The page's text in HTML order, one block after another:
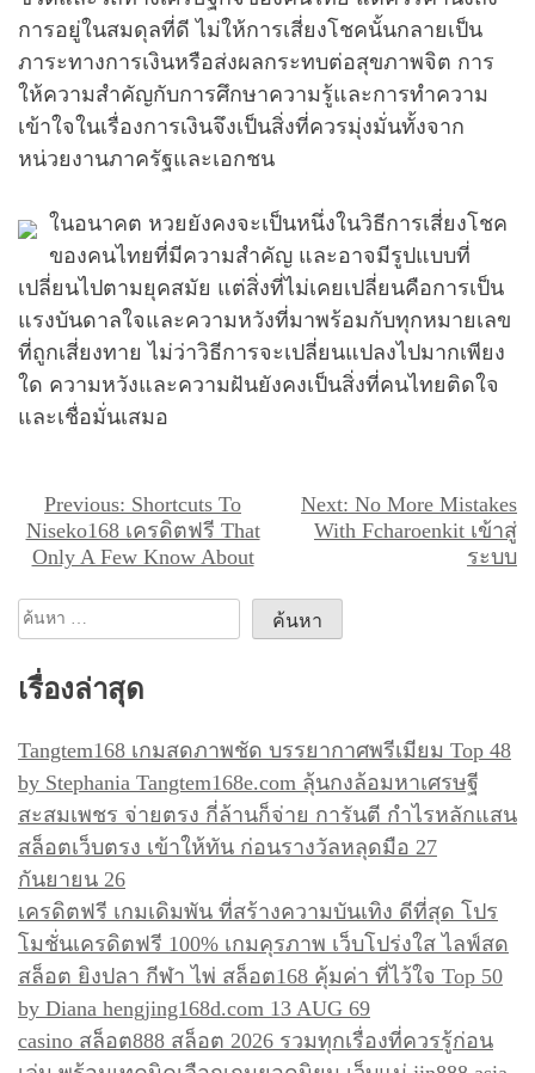
การอยู่ในสมดุลที่ดี ไม่ให้การเสี่ยงโชคนั้นกลายเป็น
ภาระทางการเงินหรือส่งผลกระทบต่อสุขภาพจิต การ
ให้ความสำคัญกับการศึกษาความรู้และการทำความ
เข้าใจในเรื่องการเงินจึงเป็นสิ่งที่ควรมุ่งมั่นทั้งจาก
หน่วยงานภาครัฐและเอกชน
ในอนาคต หวยยังคงจะเป็นหนึ่งในวิธีการเสี่ยงโชค
ของคนไทยที่มีความสำคัญ และอาจมีรูปแบบที่
เปลี่ยนไปตามยุคสมัย แต่สิ่งที่ไม่เคยเปลี่ยนคือการเป็น
แรงบันดาลใจและความหวังที่มาพร้อมกับทุกหมายเลข
ที่ถูกเสี่ยงทาย ไม่ว่าวิธีการจะเปลี่ยนแปลงไปมากเพียง
ใด ความหวังและความฝันยังคงเป็นสิ่งที่คนไทยติดใจ
และเชื่อมั่นเสมอ
น
แ
ว
รื่
อ
ง
Previous: Shortcuts To
Niseko168 เครดิตฟรี That
Only A Few Know About
Next: No More Mistakes
With Fcharoenkit เข้าสู่
ระบบ
ค้นหา
เรื่องล่าสุด
Tangtem168 เกมสดภาพชัด บรรยากาศพรีเมียม Top 48
by Stephania Tangtem168e.com ลุ้นกงล้อมหาเศรษฐี
สะสมเพชร จ่ายตรง กี่ล้านก็จ่าย การันตี กำไรหลักแสน
สล็อตเว็บตรง เข้าให้ทัน ก่อนรางวัลหลุดมือ 27
กันยายน 26
เครดิตฟรี เกมเดิมพัน ที่สร้างความบันเทิง ดีที่สุด โปร
โมชั่นเครดิตฟรี 100% เกมคุรภาพ เว็บโปร่งใส ไลฟ์สด
สล็อต ยิงปลา กีฬา ไพ่ สล็อต168 คุ้มค่า ที่ไว้ใจ Top 50
by Diana hengjing168d.com 13 AUG 69
casino สล็อต888 สล็อต 2026 รวมทุกเรื่องที่ควรรู้ก่อน